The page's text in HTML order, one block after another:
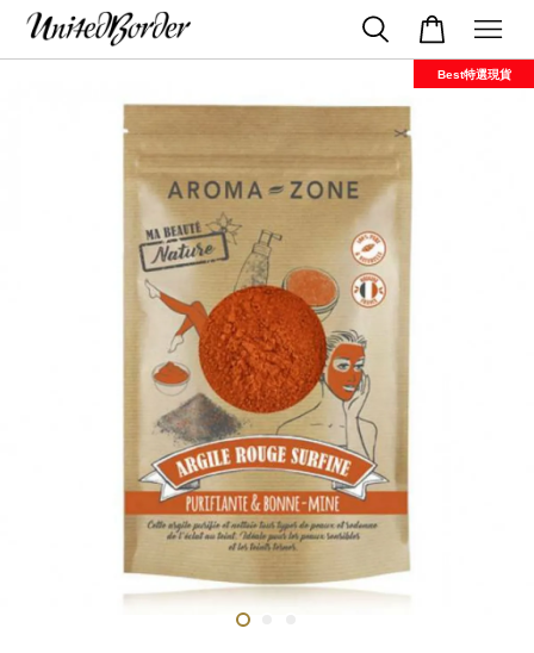
Best特選現貨